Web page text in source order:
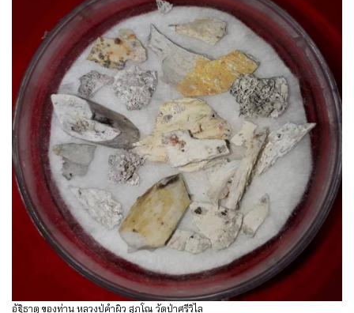
อัฐิธาตุ ของท่าน หลวงปู่คำผิว สุภโณ วัดป่าศรีวิไล